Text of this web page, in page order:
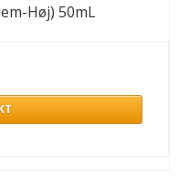
Høj) 50mL